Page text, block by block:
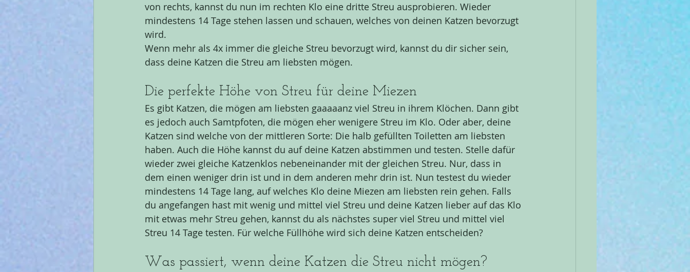
von rechts, kannst du nun im rechten Klo eine dritte Streu ausprobieren. Wieder
mindestens 14 Tage stehen lassen und schauen, welches von deinen Katzen bevorzugt
wird.
Wenn mehr als 4x immer die gleiche Streu bevorzugt wird, kannst du dir sicher sein,
dass deine Katzen die Streu am liebsten mögen.
Die perfekte Höhe von Streu für deine Miezen
Es gibt Katzen, die mögen am liebsten gaaaaanz viel Streu in ihrem Klöchen. Dann gibt
es jedoch auch Samtpfoten, die mögen eher wenigere Streu im Klo. Oder aber, deine
Katzen sind welche von der mittleren Sorte: Die halb gefüllten Toiletten am liebsten
haben. Auch die Höhe kannst du auf deine Katzen abstimmen und testen. Stelle dafür
wieder zwei gleiche Katzenklos nebeneinander mit der gleichen Streu. Nur, dass in
dem einen weniger drin ist und in dem anderen mehr drin ist. Nun testest du wieder
mindestens 14 Tage lang, auf welches Klo deine Miezen am liebsten rein gehen. Falls
du angefangen hast mit wenig und mittel viel Streu und deine Katzen lieber auf das Klo
mit etwas mehr Streu gehen, kannst du als nächstes super viel Streu und mittel viel
Streu 14 Tage testen. Für welche Füllhöhe wird sich deine Katzen entscheiden?
Was passiert, wenn deine Katzen die Streu nicht mögen?